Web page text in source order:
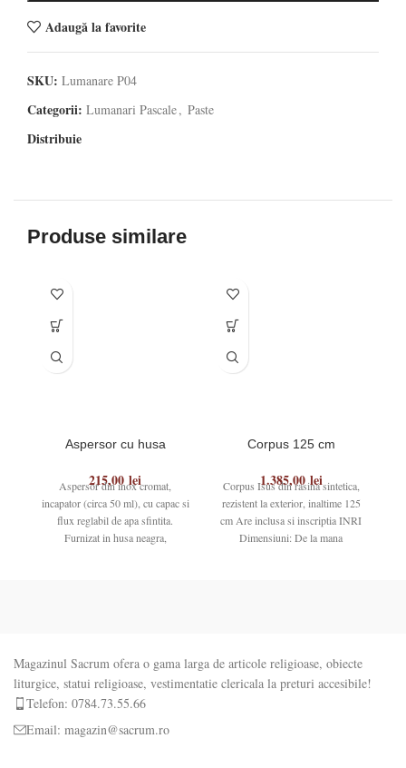
Adaugă la favorite
SKU: Lumanare P04
Categorii: Lumanari Pascale, Paste
Distribuie
Produse similare
Aspersor cu husa
215,00lei
Aspersor din inox cromat,
incapator (circa 50 ml), cu capac si
flux reglabil de apa sfintita.
Furnizat in husa neagra,
Corpus 125 cm
1.385,00lei
Corpus Isus din rasina sintetica,
rezistent la exterior, inaltime 125
cm Are inclusa si inscriptia INRI
Dimensiuni: De la mana
Magazinul Sacrum ofera o gama larga de articole religioase, obiecte
liturgice, statui religioase, vestimentatie clericala la preturi accesibile!
Telefon: 0784.73.55.66
Email: magazin@sacrum.ro